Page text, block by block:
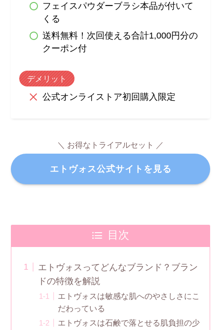
フェイスパウダーブラシ本品が付いて
くる
送料無料！次回使える合計1,000円分の
クーポン付
デメリット
公式オンライストア初回購入限定
＼ お得なトライアルセット ／
エトヴォス公式サイトを見る
目次
エトヴォスってどんなブランド？ブラン
ドの特徴を解説
エトヴォスは敏感な肌へのやさしさにこ
だわっている
エトヴォスは石鹸で落とせる肌負担の少